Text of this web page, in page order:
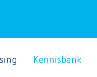
Kennisbank